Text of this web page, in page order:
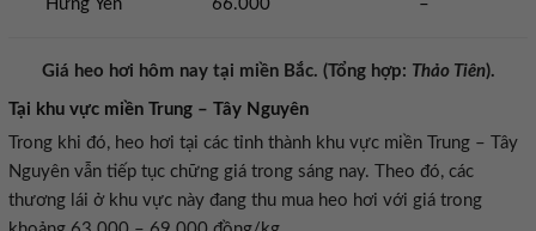
Hưng Yên 66.000 –
Giá heo hơi hôm nay tại miền Bắc. (Tổng hợp: Thảo Tiên).
Tại khu vực miền Trung – Tây Nguyên
Trong khi đó, heo hơi tại các tỉnh thành khu vực miền Trung – Tây
Nguyên vẫn tiếp tục chững giá trong sáng nay. Theo đó, các
thương lái ở khu vực này đang thu mua heo hơi với giá trong